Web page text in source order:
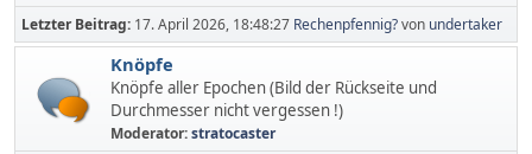
Letzter Beitrag: 17. April 2026, 18:48:27 Rechenpfennig?von undertaker
Knöpfe
Knöpfe aller Epochen (Bild der Rückseite und
Durchmesser nicht vergessen !)
Moderator:stratocaster